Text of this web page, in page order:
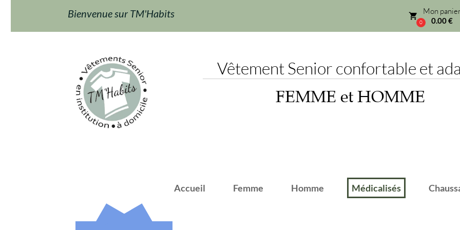
0
Mon panier
0.00 €
Bienvenue sur TM'Habits
Vêtement Senior confortable et
FEMME et HOMME
Accueil Femme Homme Médicalisés